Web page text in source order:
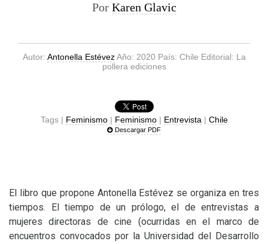
Por Karen Glavic
Autor: Antonella EstévezAño: 2020 País: Chile Editorial: La
pollera ediciones
Tags | Feminismo| Feminismo| Entrevista | Chile
Descargar PDF
El libro que propone Antonella Estévez se organiza en tres
tiempos. El tiempo de un prólogo, el de entrevistas a
mujeres directoras de cine (ocurridas en el marco de
encuentros convocados por la Universidad del Desarrollo